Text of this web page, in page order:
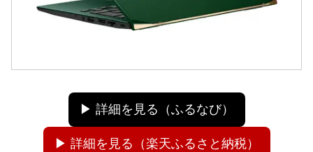
▶ 詳細を見る（ふるなび）
▶ 詳細を見る（楽天ふるさと納税）